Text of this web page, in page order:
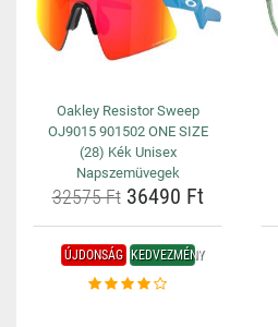
Oakley Resistor Sweep
OJ9015 901502 ONE SIZE
(28) Kék Unisex
Napszemüvegek
32575 Ft36490 Ft
ÚJDONSÁG KEDVEZMÉNY